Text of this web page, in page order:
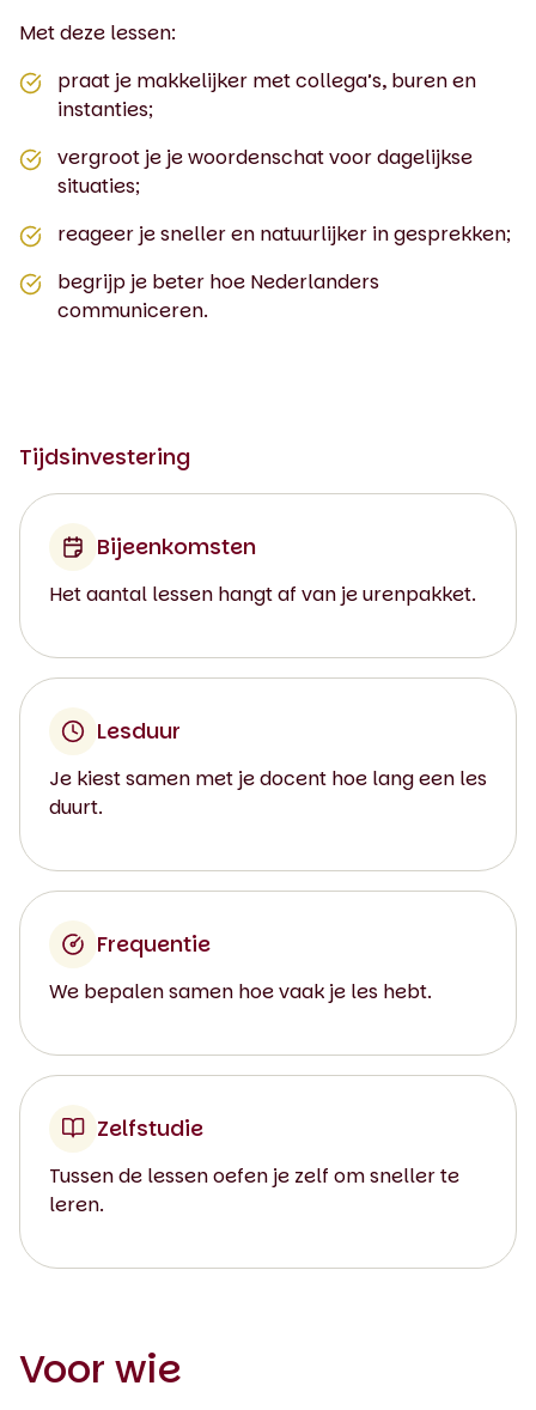
Met deze lessen:
praat je makkelijker met collega’s, buren en
instanties;
vergroot je je woordenschat voor dagelijkse
situaties;
reageer je sneller en natuurlijker in gesprekken;
begrijp je beter hoe Nederlanders
communiceren.
Tijdsinvestering
Bijeenkomsten
Het aantal lessen hangt af van je urenpakket.
Lesduur
Je kiest samen met je docent hoe lang een les
duurt.
Frequentie
We bepalen samen hoe vaak je les hebt.
Zelfstudie
Tussen de lessen oefen je zelf om sneller te
leren.
Voor wie